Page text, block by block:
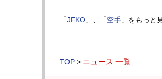
しかし、それも先週木曜
た」と、試合を見据えた最
「JFKO 」、「空手 」をもっと
TOP > ニュース 一覧